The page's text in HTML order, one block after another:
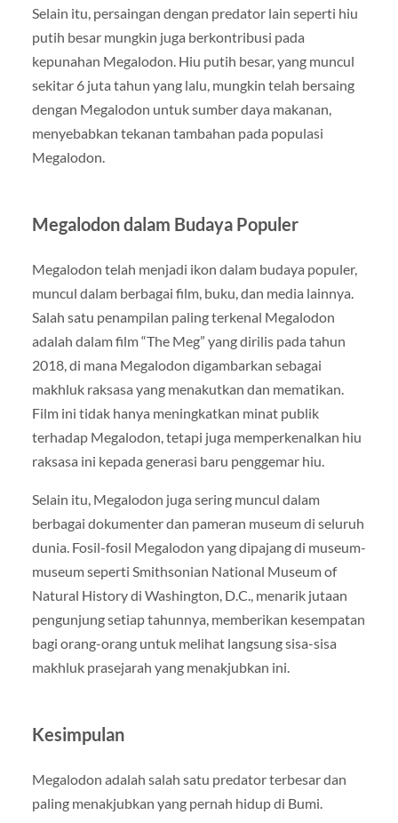
Selain itu, persaingan dengan predator lain seperti hiu
putih besar mungkin juga berkontribusi pada
kepunahan Megalodon. Hiu putih besar, yang muncul
sekitar 6 juta tahun yang lalu, mungkin telah bersaing
dengan Megalodon untuk sumber daya makanan,
menyebabkan tekanan tambahan pada populasi
Megalodon.
Megalodon dalam Budaya Populer
Megalodon telah menjadi ikon dalam budaya populer,
muncul dalam berbagai film, buku, dan media lainnya.
Salah satu penampilan paling terkenal Megalodon
adalah dalam film “The Meg” yang dirilis pada tahun
2018, di mana Megalodon digambarkan sebagai
makhluk raksasa yang menakutkan dan mematikan.
Film ini tidak hanya meningkatkan minat publik
terhadap Megalodon, tetapi juga memperkenalkan hiu
raksasa ini kepada generasi baru penggemar hiu.
Selain itu, Megalodon juga sering muncul dalam
berbagai dokumenter dan pameran museum di seluruh
dunia. Fosil-fosil Megalodon yang dipajang di museum-
museum seperti Smithsonian National Museum of
Natural History di Washington, D.C., menarik jutaan
pengunjung setiap tahunnya, memberikan kesempatan
bagi orang-orang untuk melihat langsung sisa-sisa
makhluk prasejarah yang menakjubkan ini.
Kesimpulan
Megalodon adalah salah satu predator terbesar dan
paling menakjubkan yang pernah hidup di Bumi.